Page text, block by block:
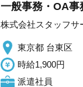
一般事務・OA事
株式会社スタッフサ
東京都 台東区
時給1,900円
派遣社員